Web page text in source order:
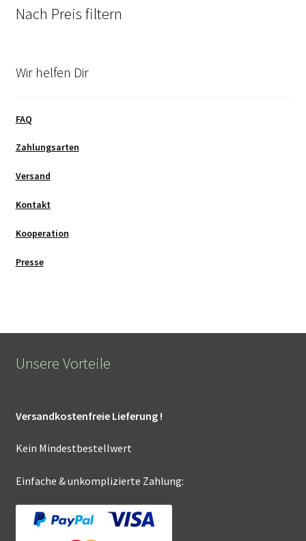
Nach Preis filtern
Wir helfen Dir
FAQ
Zahlungsarten
Versand
Kontakt
Kooperation
Presse
Unsere Vorteile
Versandkostenfreie Lieferung !
Kein Mindestbestellwert
Einfache & unkomplizierte Zahlung: